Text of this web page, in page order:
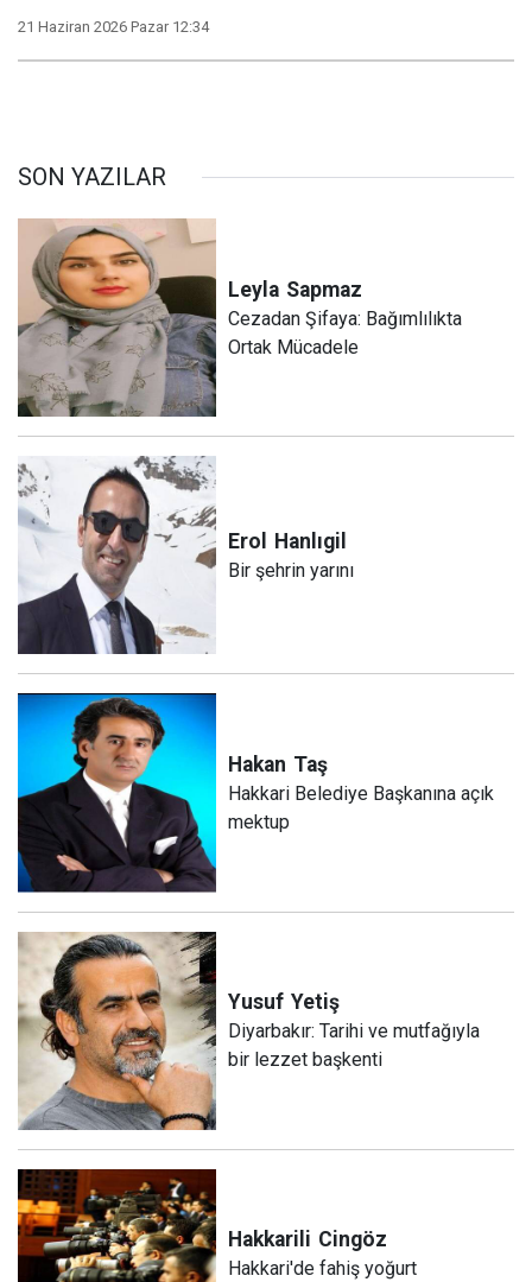
21 Haziran 2026 Pazar 12:34
SON YAZILAR
Leyla Sapmaz
​Cezadan Şifaya: Bağımlılıkta
Ortak Mücadele
Erol Hanlıgil
Bir şehrin yarını
Hakan Taş
Hakkari Belediye Başkanına açık
mektup
Yusuf Yetiş
Diyarbakır: Tarihi ve mutfağıyla
bir lezzet başkenti
Hakkarili Cingöz
Hakkari'de fahiş yoğurt